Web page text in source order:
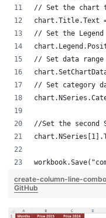
// Set the
chart.Title.Text
// Set the
// Set data range
// Set category
//Set the
create-column-line-
GitHub